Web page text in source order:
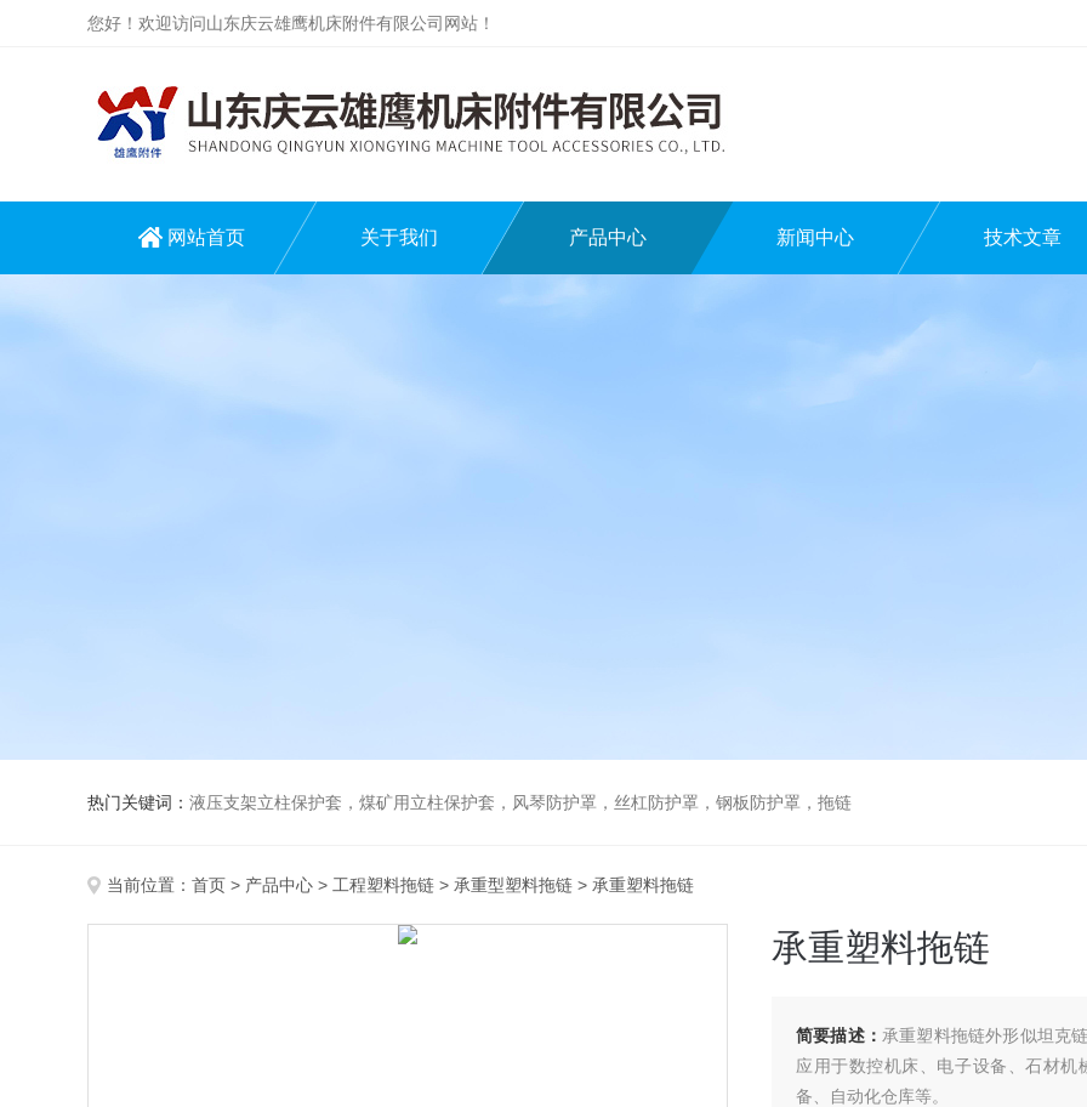
您好！欢迎访问山东庆云雄鹰机床附件有限公司网站！
网站首页 关于我们 产品中心 新闻中心 技术文章
热门关键词： 液压支架立柱保护套，煤矿用立柱保护套，风琴防护罩，丝杠防护罩，钢板防护罩，拖链
当前位置： 首页 > 产品中心 > 工程塑料拖链 > 承重型塑料拖链 > 承重塑料拖链
承重塑料拖链
简要描述： 承重塑料拖链外形似坦克
应用于数控机床、电子设备、石材
备、自动化仓库等。